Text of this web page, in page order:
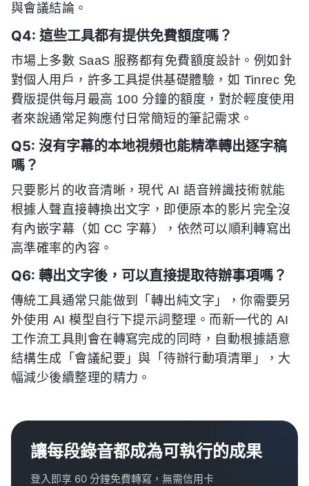
與會議結論。
Q4: 這些工具都有提供免費額度嗎？
市場上多數 SaaS 服務都有免費額度設計。例如針
對個人用戶，許多工具提供基礎體驗，如 Tinrec 免
費版提供每月最高 100 分鐘的額度，對於輕度使用
者來說通常足夠應付日常簡短的筆記需求。
Q5: 沒有字幕的本地視頻也能精準轉出逐字稿
嗎？
只要影片的收音清晰，現代 AI 語音辨識技術就能
根據人聲直接轉換出文字，即便原本的影片完全沒
有內嵌字幕（如 CC 字幕），依然可以順利轉寫出
高準確率的內容。
Q6: 轉出文字後，可以直接提取待辦事項嗎？
傳統工具通常只能做到「轉出純文字」，你需要另
外使用 AI 模型自行下提示詞整理。而新一代的 AI
工作流工具則會在轉寫完成的同時，自動根據語意
結構生成「會議紀要」與「待辦行動項清單」，大
幅減少後續整理的精力。
讓每段錄音都成為可執行的成果
登入即享 60 分鐘免費轉寫，無需信用卡